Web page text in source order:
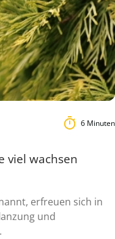
6 Minuten
viel wachsen
erfreuen sich in
und